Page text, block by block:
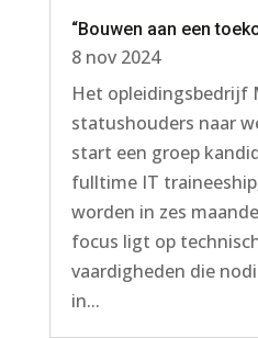
“Bouwen aan een
8 nov 2024
Het opleidingsbedrijf
statushouders naar
start een groep
fulltime IT
worden in zes
focus ligt op
vaardigheden die
in...